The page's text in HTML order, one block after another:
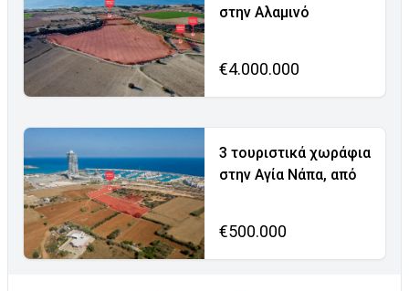
στην Αλαμινό
€4.000.000
3 τουριστικά χωράφια
στην Αγία Νάπα, από
€500.000